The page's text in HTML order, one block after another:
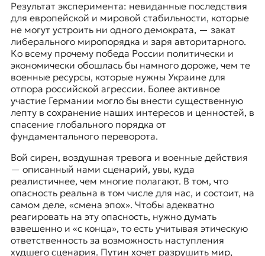
Результат эксперимента: невиданные последствия
для европейской и мировой стабильности, которые
не могут устроить ни одного демократа, — закат
либерального миропорядка и заря авторитарного.
Ко всему прочему победа России политически и
экономически обошлась бы намного дороже, чем те
военные ресурсы, которые нужны Украине для
отпора российской агрессии. Более активное
участие Германии могло бы внести существенную
лепту в сохранение наших интересов и ценностей, в
спасение глобального порядка от
фундаментального переворота.
Вой сирен, воздушная тревога и военные действия
— описанный нами сценарий, увы, куда
реалистичнее, чем многие полагают. В том, что
опасность реальна в том числе для нас, и состоит, на
самом деле, «смена эпох». Чтобы адекватно
реагировать на эту опасность, нужно думать
взвешенно и «с конца», то есть учитывая этическую
ответственность за возможность наступления
худшего сценария. Путин хочет разрушить мир,